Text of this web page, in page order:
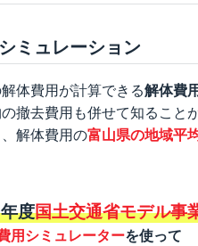
ミュレーション
体費用が計算できる解体費
撤去費用も併せて知ること
解体費用の富山県の地域平
度国土交通省モデル事
用シミュレーターを使って